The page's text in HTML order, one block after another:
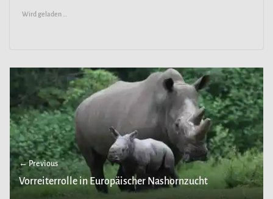
Wird geladen …
← Previous
Vorreiterrolle in Europäischer Nashornzucht